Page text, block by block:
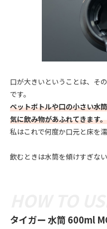
口が大きいということは、そ
です。
ペットボトルや口の小さい水
気に飲み物があふれてきます。
私はこれで何度か口元と床を濡
飲むときは水筒を傾けすぎな
タイガー 水筒 600ml